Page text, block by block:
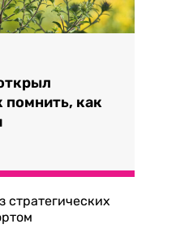
помнить, как
стратегических